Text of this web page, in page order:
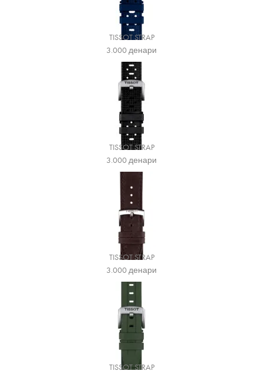
TISSOT STRAP
3.000денари
TISSOT STRAP
3.000денари
TISSOT STRAP
3.000денари
TISSOT STRAP